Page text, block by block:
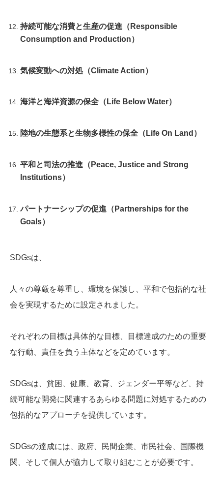
持続可能な消費と生産の促進（Responsible
Consumption and Production）
気候変動への対処（Climate Action）
海洋と海洋資源の保全（Life Below Water）
陸地の生態系と生物多様性の保全（Life On Land）
平和と司法の推進（Peace, Justice and Strong
Institutions）
パートナーシップの促進（Partnerships for the
Goals）
SDGsは、
人々の尊厳を尊重し、環境を保護し、平和で包括的な社
会を実現するために設定されました。
それぞれの目標は具体的な目標、目標達成のための重要
な行動、責任を負う主体などを定めています。
SDGsは、貧困、健康、教育、ジェンダー平等など、持
続可能な開発に関連するあらゆる問題に対処するための
包括的なアプローチを提供しています。
SDGsの達成には、政府、民間企業、市民社会、国際機
関、そして個人が協力して取り組むことが必要です。